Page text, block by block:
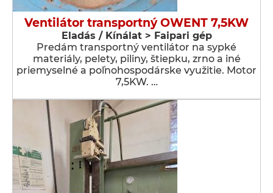
Ventilátor transportný OWENT 7,5KW
Eladás / Kínálat > Faipari gép
Predám transportný ventilátor na sypké
materiály, pelety, piliny, štiepku, zrno a iné
priemyselné a poľnohospodárske využitie. Motor
7,5KW. …